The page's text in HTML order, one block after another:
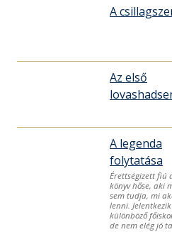
A
Az első
A legenda
folytatása
Érettségizett fiú
könyv hőse, aki
sem tudja, mi
lenni.
különböző
de nem elég jó